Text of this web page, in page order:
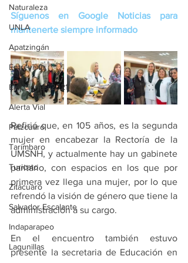
Naturaleza
UNLA
Apatzingán
Entrevista
Elecciones 2021
Alerta Vial
Pátzcuaro
Tarímbaro
Turicato
Zitácuaro
Salvador Escalante
Indaparapeo
Lagunillas
Síguenos en Google Noticias para
mantenerte siempre informado
Refirió que, en 105 años, es la segunda
mujer en encabezar la Rectoría de la
UMSNH, y actualmente hay un gabinete
paritario, con espacios en los que por
primera vez llega una mujer, por lo que
refrendó la visión de género que tiene la
administración a su cargo.
En el encuentro también estuvo
presente la secretaria de Educación en